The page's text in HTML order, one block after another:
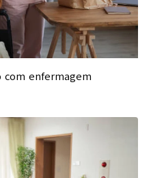
com enfermagem